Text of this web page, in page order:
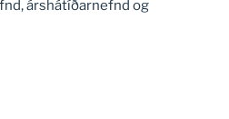
árshátíðarnefnd og